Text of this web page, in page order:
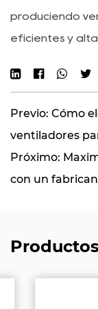
produciendo
eficientes y
Previo: Cómo
ventiladores
Próximo:
con un